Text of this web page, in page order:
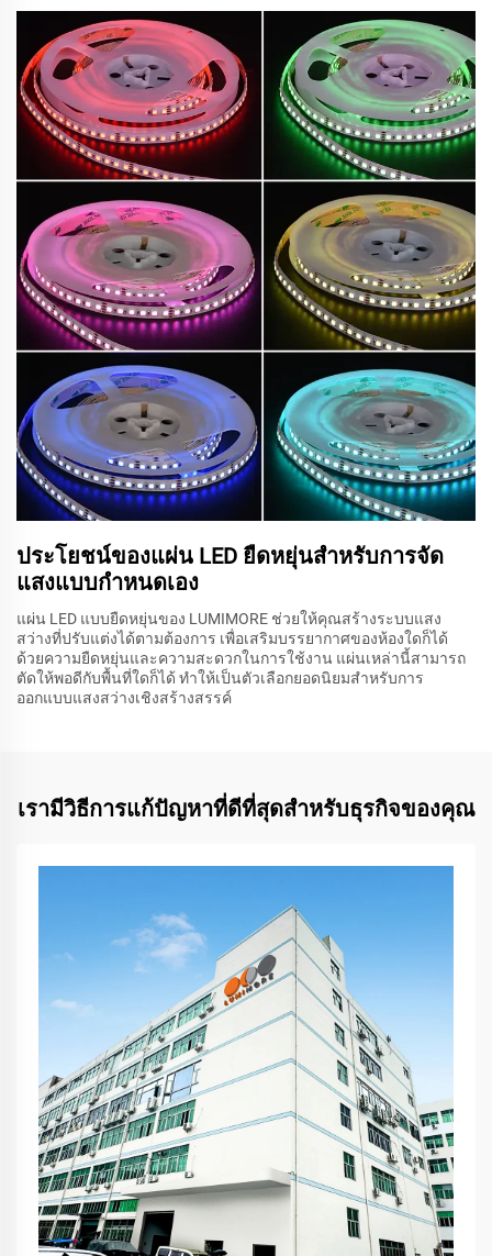
ประโยชน์ของแผ่น LED ยืดหยุ่นสำหรับการจัด
แสงแบบกำหนดเอง
แผ่น LED แบบยืดหยุ่นของ LUMIMORE ช่วยให้คุณสร้างระบบแสง
สว่างที่ปรับแต่งได้ตามต้องการ เพื่อเสริมบรรยากาศของห้องใดก็ได้
ด้วยความยืดหยุ่นและความสะดวกในการใช้งาน แผ่นเหล่านี้สามารถ
ตัดให้พอดีกับพื้นที่ใดก็ได้ ทำให้เป็นตัวเลือกยอดนิยมสำหรับการ
ออกแบบแสงสว่างเชิงสร้างสรรค์
เรามีวิธีการแก้ปัญหาที่ดีที่สุดสำหรับธุรกิจของคุณ